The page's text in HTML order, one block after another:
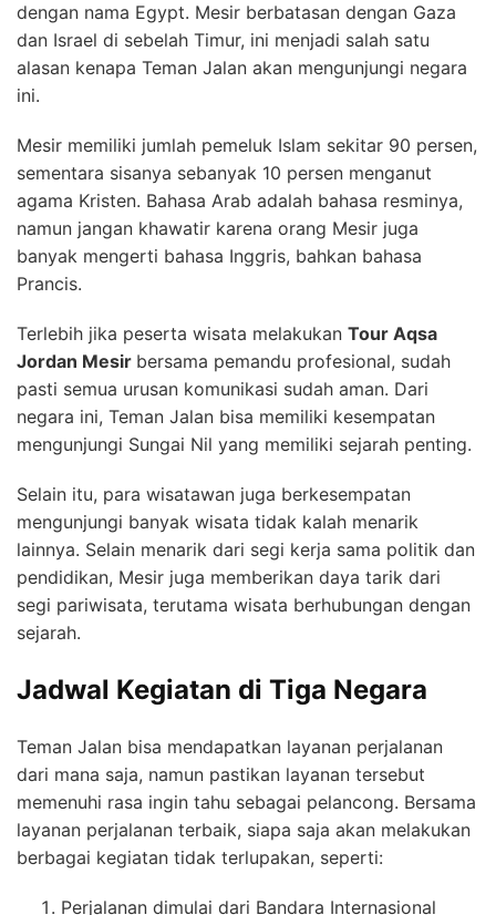
dengan nama Egypt. Mesir berbatasan dengan Gaza
dan Israel di sebelah Timur, ini menjadi salah satu
alasan kenapa Teman Jalan akan mengunjungi negara
ini.
Mesir memiliki jumlah pemeluk Islam sekitar 90 persen,
sementara sisanya sebanyak 10 persen menganut
agama Kristen. Bahasa Arab adalah bahasa resminya,
namun jangan khawatir karena orang Mesir juga
banyak mengerti bahasa Inggris, bahkan bahasa
Prancis.
Terlebih jika peserta wisata melakukan Tour Aqsa
Jordan Mesir bersama pemandu profesional, sudah
pasti semua urusan komunikasi sudah aman. Dari
negara ini, Teman Jalan bisa memiliki kesempatan
mengunjungi Sungai Nil yang memiliki sejarah penting.
Selain itu, para wisatawan juga berkesempatan
mengunjungi banyak wisata tidak kalah menarik
lainnya. Selain menarik dari segi kerja sama politik dan
pendidikan, Mesir juga memberikan daya tarik dari
segi pariwisata, terutama wisata berhubungan dengan
sejarah.
Jadwal Kegiatan di Tiga Negara
Teman Jalan bisa mendapatkan layanan perjalanan
dari mana saja, namun pastikan layanan tersebut
memenuhi rasa ingin tahu sebagai pelancong. Bersama
layanan perjalanan terbaik, siapa saja akan melakukan
berbagai kegiatan tidak terlupakan, seperti:
Perjalanan dimulai dari Bandara Internasional